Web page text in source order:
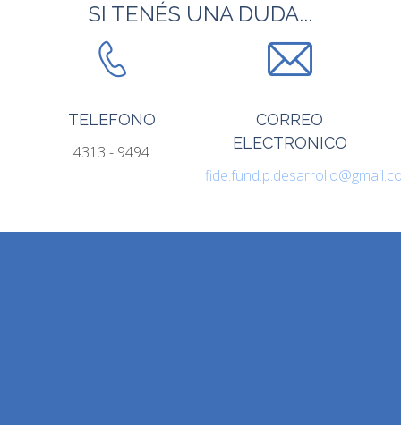
SI TENÉS UNA DUDA...
TELEFONO
4313 - 9494
CORREO
ELECTRONICO